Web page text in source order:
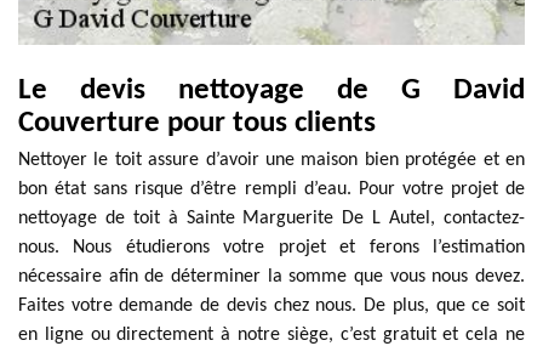
Le devis nettoyage de G David
Couverture pour tous clients
Nettoyer le toit assure d’avoir une maison bien protégée et en
bon état sans risque d’être rempli d’eau. Pour votre projet de
nettoyage de toit à Sainte Marguerite De L Autel, contactez-
nous. Nous étudierons votre projet et ferons l’estimation
nécessaire afin de déterminer la somme que vous nous devez.
Faites votre demande de devis chez nous. De plus, que ce soit
en ligne ou directement à notre siège, c’est gratuit et cela ne